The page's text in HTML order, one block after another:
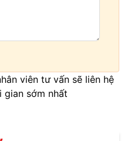
viên tư vấn sẽ liên hệ
sớm nhất